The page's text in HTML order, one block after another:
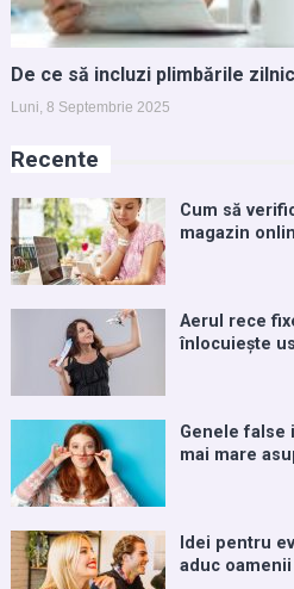
De ce să incluzi plimbările
Luni, 8 Septembrie 2025
Recente
Cum să
magazin
Aerul rece
înlocuiește
Genele false
mai mare
Idei pentru
aduc